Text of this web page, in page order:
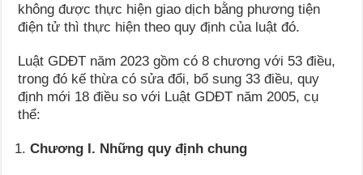
không được thực hiện giao dịch bằng phương tiện
điện tử thì thực hiện theo quy định của luật đó.
Luật GDĐT năm 2023 gồm có 8 chương với 53 điều,
trong đó kế thừa có sửa đổi, bổ sung 33 điều, quy
định mới 18 điều so với Luật GDĐT năm 2005, cụ
thể:
Chương I. Những quy định chung